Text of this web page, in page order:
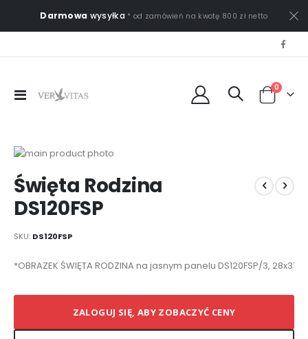
Darmowa wysyłka * od zamówień na kwotę 800 zł netto
Przełącznik
Cart
0
Przejdź
koniec
galerii
na
początek
galerii
Święta Rodzina
DS120FSP
SKU DS120FSP
Elementy
*OBRAZEK ŚWIĘTA RODZINA na jasnym panelu DS120FSP/3, 28x31 @
ZALOGUJ SIĘ, ABY ZOBACZYĆ CENY